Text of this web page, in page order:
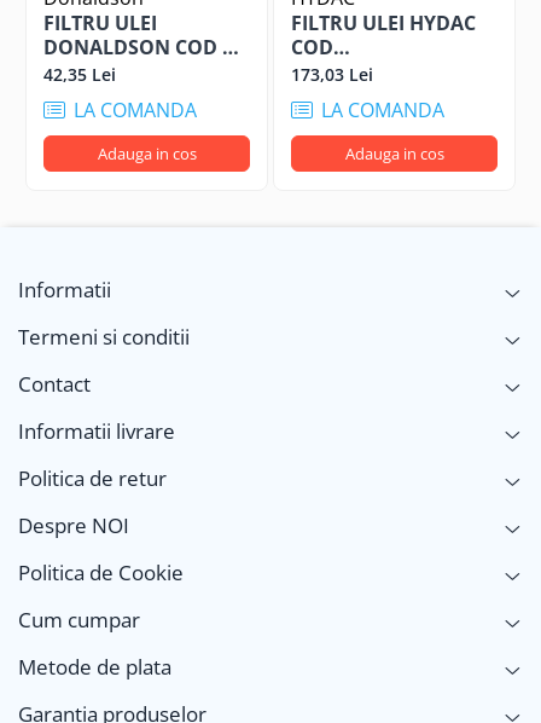
FILTRU ULEI
DONALDSON COD P
550580
42,35 Lei
LA COMANDA
Adauga in cos
FILTRU ULEI HYDAC
COD
1311169/13552412TVH
173,03 Lei
LA COMANDA
Adauga in cos
Informatii
Termeni si conditii
Contact
Informatii livrare
Politica de retur
Despre NOI
Politica de Cookie
Cum cumpar
Metode de plata
Garantia produselor